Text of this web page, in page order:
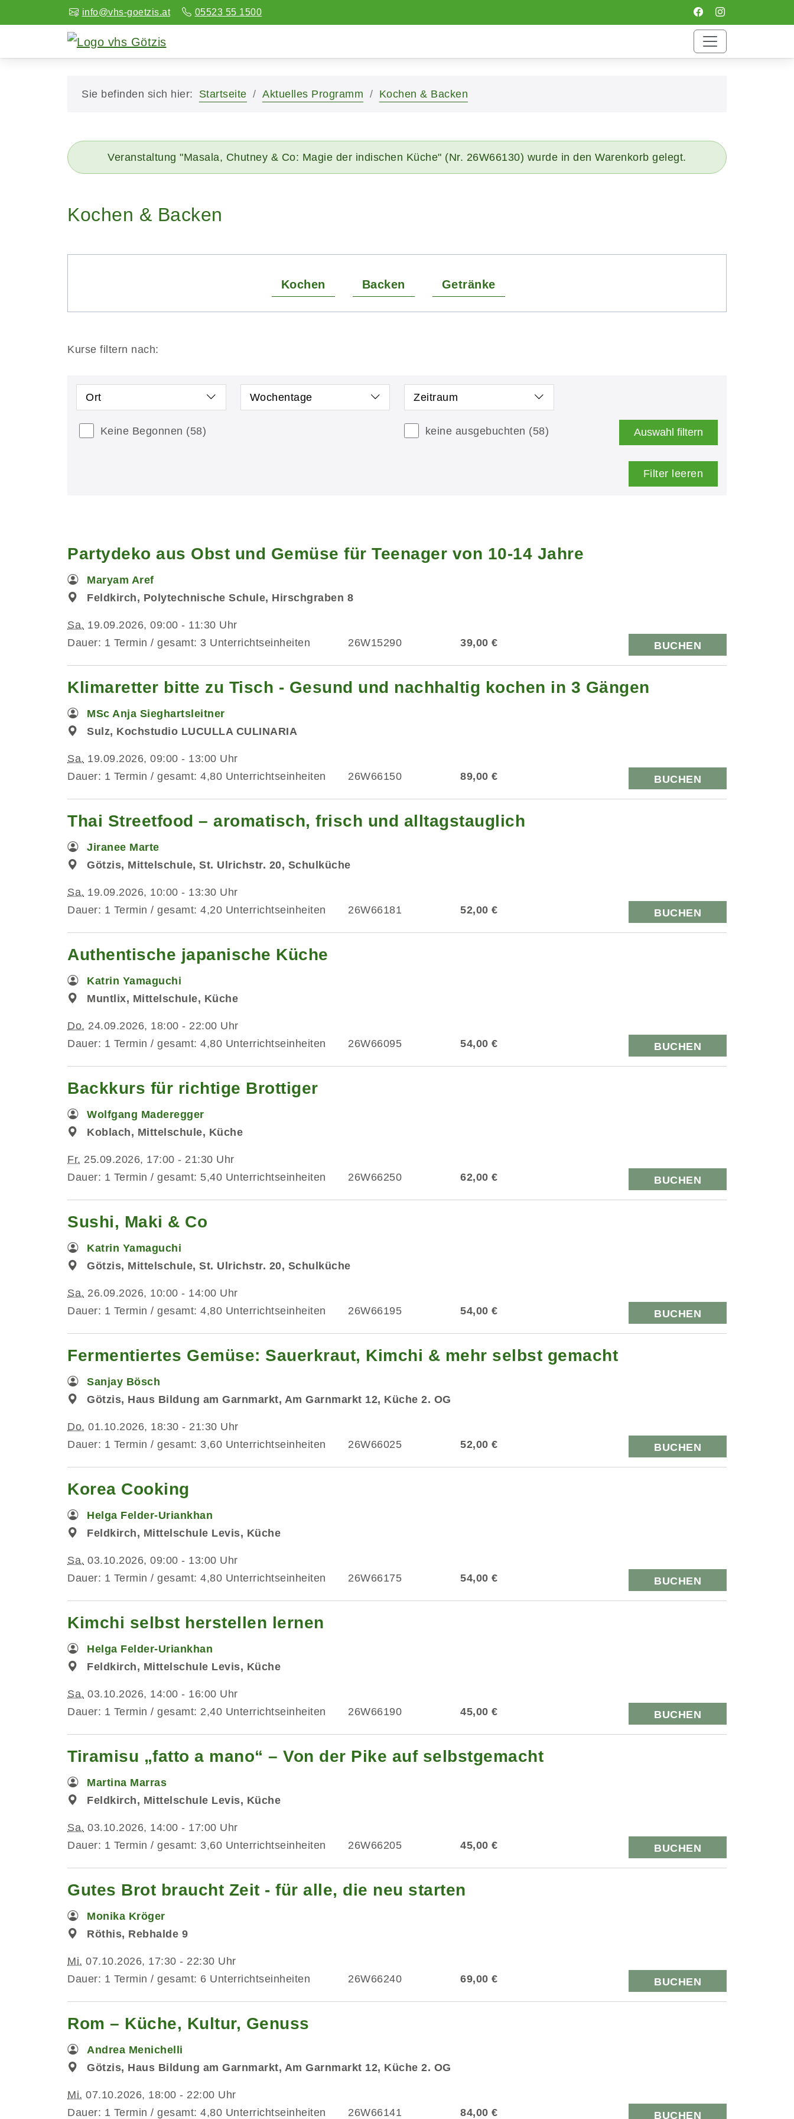
info@vhs-goetzis.at 05523 55 1500
Sie befinden sich hier: Startseite Aktuelles Programm Kochen & Backen
Veranstaltung "Masala, Chutney & Co: Magie der indischen Küche" (Nr. 26W66130) wurde in den Warenkorb gelegt.
Kochen & Backen
Kochen Backen Getränke
Kurse filtern nach:
Ort Wochentage Zeitraum
Keine Begonnen (58) keine ausgebuchten (58) Auswahl filtern
Filter leeren
Partydeko aus Obst und Gemüse für Teenager von 10-14 Jahre
Maryam Aref
Feldkirch, Polytechnische Schule, Hirschgraben 8
Sa. 19.09.2026, 09:00 - 11:30 Uhr
Dauer: 1 Termin / gesamt: 3 Unterrichtseinheiten
26W15290 39,00 € BUCHEN
Klimaretter bitte zu Tisch - Gesund und nachhaltig kochen in 3 Gängen
MSc Anja Sieghartsleitner
Sulz, Kochstudio LUCULLA CULINARIA
Sa. 19.09.2026, 09:00 - 13:00 Uhr
Dauer: 1 Termin / gesamt: 4,80 Unterrichtseinheiten
26W66150 89,00 € BUCHEN
Thai Streetfood – aromatisch, frisch und alltagstauglich
Jiranee Marte
Götzis, Mittelschule, St. Ulrichstr. 20, Schulküche
Sa. 19.09.2026, 10:00 - 13:30 Uhr
Dauer: 1 Termin / gesamt: 4,20 Unterrichtseinheiten
26W66181 52,00 € BUCHEN
Authentische japanische Küche
Katrin Yamaguchi
Muntlix, Mittelschule, Küche
Do. 24.09.2026, 18:00 - 22:00 Uhr
Dauer: 1 Termin / gesamt: 4,80 Unterrichtseinheiten
26W66095 54,00 € BUCHEN
Backkurs für richtige Brottiger
Wolfgang Maderegger
Koblach, Mittelschule, Küche
Fr. 25.09.2026, 17:00 - 21:30 Uhr
Dauer: 1 Termin / gesamt: 5,40 Unterrichtseinheiten
26W66250 62,00 € BUCHEN
Sushi, Maki & Co
Katrin Yamaguchi
Götzis, Mittelschule, St. Ulrichstr. 20, Schulküche
Sa. 26.09.2026, 10:00 - 14:00 Uhr
Dauer: 1 Termin / gesamt: 4,80 Unterrichtseinheiten
26W66195 54,00 € BUCHEN
Fermentiertes Gemüse: Sauerkraut, Kimchi & mehr selbst gemacht
Sanjay Bösch
Götzis, Haus Bildung am Garnmarkt, Am Garnmarkt 12, Küche 2. OG
Do. 01.10.2026, 18:30 - 21:30 Uhr
Dauer: 1 Termin / gesamt: 3,60 Unterrichtseinheiten
26W66025 52,00 € BUCHEN
Korea Cooking
Helga Felder-Uriankhan
Feldkirch, Mittelschule Levis, Küche
Sa. 03.10.2026, 09:00 - 13:00 Uhr
Dauer: 1 Termin / gesamt: 4,80 Unterrichtseinheiten
26W66175 54,00 € BUCHEN
Kimchi selbst herstellen lernen
Helga Felder-Uriankhan
Feldkirch, Mittelschule Levis, Küche
Sa. 03.10.2026, 14:00 - 16:00 Uhr
Dauer: 1 Termin / gesamt: 2,40 Unterrichtseinheiten
26W66190 45,00 € BUCHEN
Tiramisu „fatto a mano“ – Von der Pike auf selbstgemacht
Martina Marras
Feldkirch, Mittelschule Levis, Küche
Sa. 03.10.2026, 14:00 - 17:00 Uhr
Dauer: 1 Termin / gesamt: 3,60 Unterrichtseinheiten
26W66205 45,00 € BUCHEN
Gutes Brot braucht Zeit - für alle, die neu starten
Monika Kröger
Röthis, Rebhalde 9
Mi. 07.10.2026, 17:30 - 22:30 Uhr
Dauer: 1 Termin / gesamt: 6 Unterrichtseinheiten
26W66240 69,00 € BUCHEN
Rom – Küche, Kultur, Genuss
Andrea Menichelli
Götzis, Haus Bildung am Garnmarkt, Am Garnmarkt 12, Küche 2. OG
Mi. 07.10.2026, 18:00 - 22:00 Uhr
Dauer: 1 Termin / gesamt: 4,80 Unterrichtseinheiten
26W66141 84,00 € BUCHEN